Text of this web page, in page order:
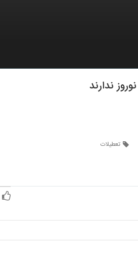
ندارند
تعطیلات